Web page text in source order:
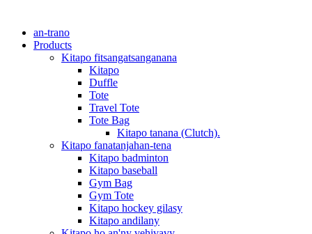
an-trano
Products
Kitapo fitsangatsanganana
Kitapo
Duffle
Tote
Travel Tote
Tote Bag
Kitapo tanana (Clutch).
Kitapo fanatanjahan-tena
Kitapo badminton
Kitapo baseball
Gym Bag
Gym Tote
Kitapo hockey gilasy
Kitapo andilany